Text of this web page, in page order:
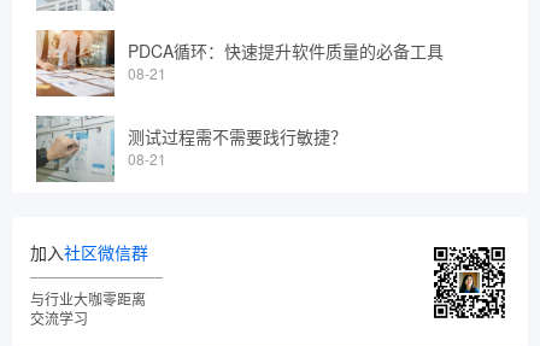
PDCA循环：快速提升软件质量的必备工具
08-21
测试过程需不需要践行敏捷？
08-21
加入社区微信群
与行业大咖零距离
交流学习